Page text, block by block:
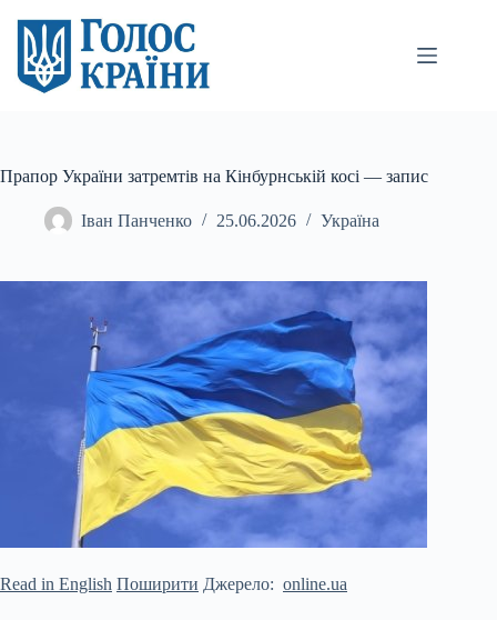
вмісту
Прапор України затремтів на Кінбурнській косі — запис
Іван Панченко 25.06.2026 Україна
Read in English Поширити Джерело: online.ua